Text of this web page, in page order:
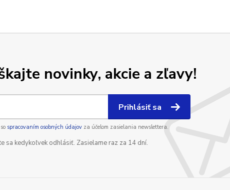
novinky, akcie a zľavy!
Prihlásiť sa
spracovaním osobných údajovza účelom zasielania newslettera.
sa kedykoľvek odhlásiť. Zasielame raz za 14 dní.